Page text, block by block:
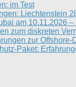
im Test
Liechtenstein
am 10.11.2026 –
zum diskreten
zur Offshore-
Paket: